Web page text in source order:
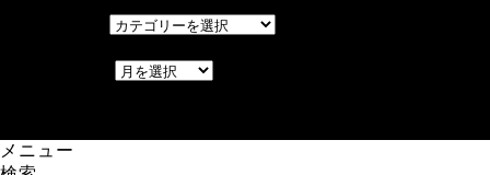
メニュー